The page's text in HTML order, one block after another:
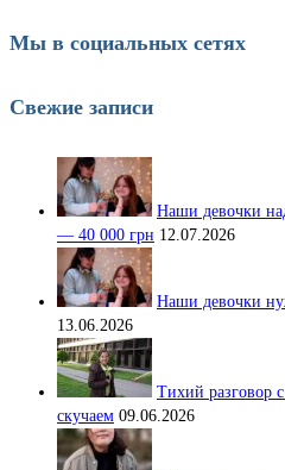
Мы в социальных сетях
Свежие записи
Наши девочки
— 40 000 грн 12.07.2026
Наши девочки
13.06.2026
Тихий разговор
скучаем 09.06.2026